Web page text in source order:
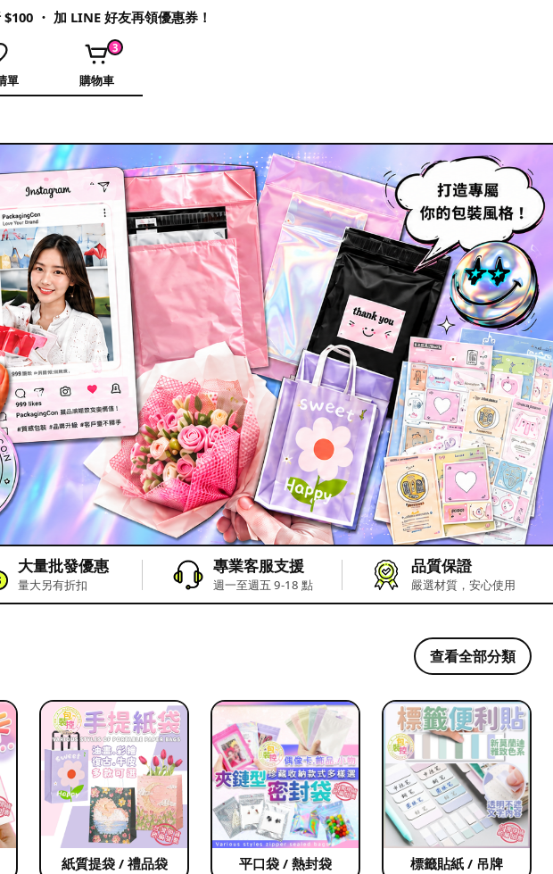
・ 加 LINE 好友再領優惠券！
單
3
購物車
大量批發優惠
量大另有折扣
專業客服支援
週一至週五 9-18 點
品質保證
嚴選材質，安心使用
查看全部分類
紙質提袋 / 禮品袋 平口袋 / 熱封袋 標籤貼紙 / 吊牌